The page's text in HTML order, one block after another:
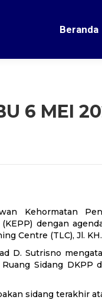
Beranda
6 MEI
Kehormatan
dengan
Centre (TLC), Jl.
D. Sutrisno
Sidang DKPP
sidang terakhir